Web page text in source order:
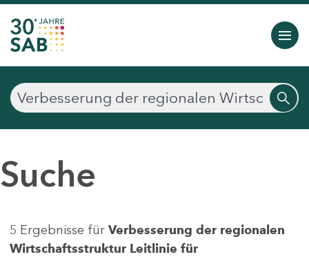
Suche
5 Ergebnisse für Verbesserung der regionalen
Wirtschaftsstruktur Leitlinie für